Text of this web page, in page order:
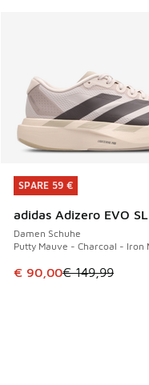
SPARE 59 €
adidas Adizero EVO SL
Damen Schuhe
Putty Mauve - Charcoal - Iron
Dieser Artikel ist im
€ 90,00€ 149,99
SPARE 59 €